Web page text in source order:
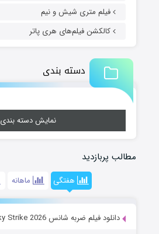
فیلم متری شیش و نیم
کالکشن فیلم‌های هری پاتر
دسته بندی
نمایش دسته بندی
مطالب پربازدید
هفتگی ماهانه
دانلود فیلم ضربه شانس Lucky Strike 2026